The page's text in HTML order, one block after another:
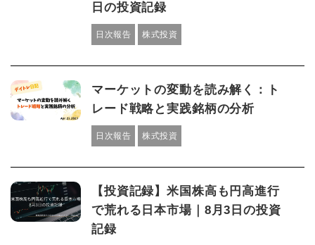
日の投資記録
日次報告 株式投資
マーケットの変動を読み解く：ト
レード戦略と実践銘柄の分析
日次報告 株式投資
【投資記録】米国株高も円高進行
で荒れる日本市場｜8月3日の投資
記録